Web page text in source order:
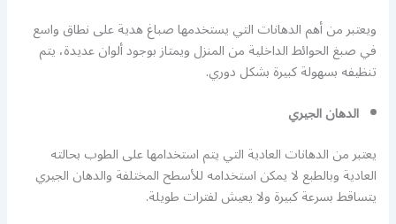
ويعتبر من أهم الدهانات التي يستخدمها صباغ هدية على نطاق واسع
في صبغ الحوائط الداخلية من المنزل ويمتاز بوجود ألوان عديدة، يتم
تنظيفه بسهولة كبيرة بشكل دوري.
الدهان الجيري
يعتبر من الدهانات العادية التي يتم استخدامها على الطوب بحالته
العادية وبالطبع لا يمكن استخدامه للأسطح المختلفة والدهان الجيري
يتساقط بسرعة كبيرة ولا يعيش لفترات طويلة.